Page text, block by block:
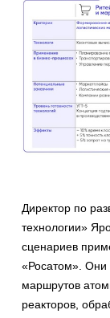
Директор по
технологии»
сценариев
«Росатом». Они
маршрутов
реакторов,